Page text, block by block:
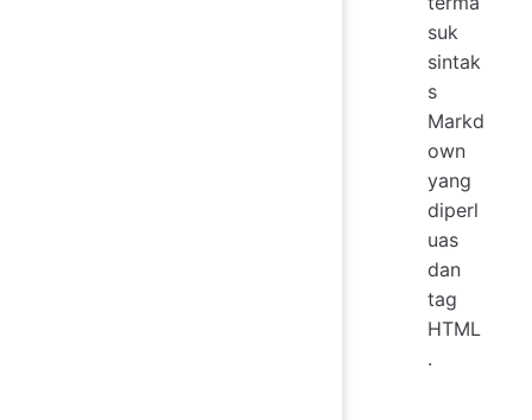
suk
sintak
s
Markd
own
yang
diperl
uas
dan
tag
HTML
.